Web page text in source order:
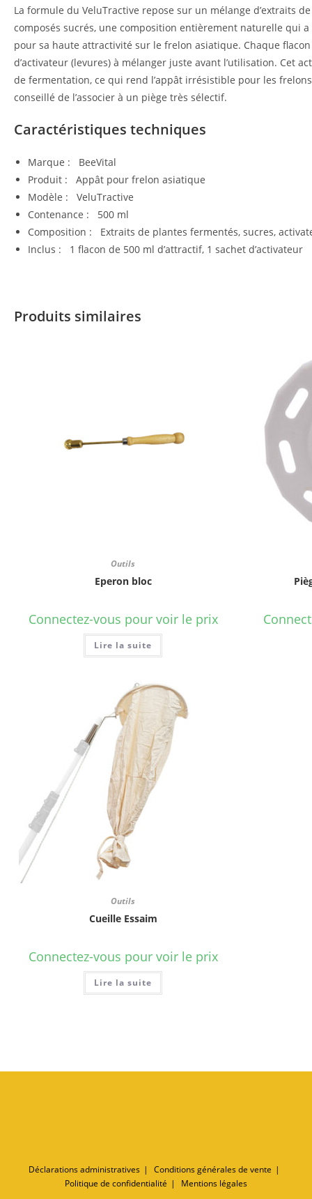
La formule du VeluTractive repose sur un mélange d’extraits
composés sucrés, une composition entièrement naturelle qui
pour sa haute attractivité sur le frelon asiatique. Chaque flacon
d’activateur (levures) à mélanger juste avant l’utilisation. Cet
de fermentation, ce qui rend l’appât irrésistible pour les
conseillé de l’associer à un piège très sélectif.
Caractéristiques techniques
Marque : BeeVital
Produit : Appât pour frelon asiatique
Modèle : VeluTractive
Contenance : 500 ml
Composition : Extraits de plantes fermentés, sucres,
Inclus : 1 flacon de 500 ml d’attractif, 1 sachet d’activateur
Produits similaires
Outils
Eperon bloc
Connectez-vous pour voir le prix
Lire la suite
Outils
Cueille Essaim
Connectez-vous pour voir le prix
Lire la suite
Déclarations administratives
Conditions générales de vente
Politique de confidentialité
Mentions légales